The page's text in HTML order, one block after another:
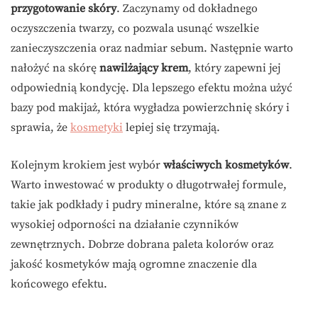
przygotowanie skóry. Zaczynamy od dokładnego
oczyszczenia twarzy, co pozwala usunąć wszelkie
zanieczyszczenia oraz nadmiar sebum. Następnie warto
nałożyć na skórę nawilżający krem, który zapewni jej
odpowiednią kondycję. Dla lepszego efektu można użyć
bazy pod makijaż, która wygładza powierzchnię skóry i
sprawia, że kosmetyki lepiej się trzymają.
Kolejnym krokiem jest wybór właściwych kosmetyków.
Warto inwestować w produkty o długotrwałej formule,
takie jak podkłady i pudry mineralne, które są znane z
wysokiej odporności na działanie czynników
zewnętrznych. Dobrze dobrana paleta kolorów oraz
jakość kosmetyków mają ogromne znaczenie dla
końcowego efektu.